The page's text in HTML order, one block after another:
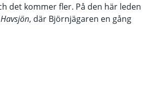
det kommer fler. På den här leden
Havsjön, där Björnjägaren en gång